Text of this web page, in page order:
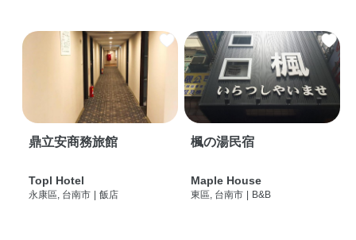
鼎立安商務旅館
Topl Hotel
永康區, 台南市 | 飯店
楓の湯民宿
Maple House
東區, 台南市 | B&B